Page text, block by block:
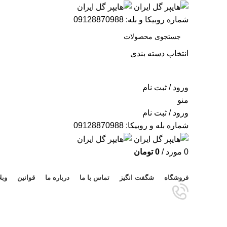
شماره روبیکا و بله: 09128870988
انتخاب دسته بندی
ورود / ثبت نام
منو
ورود / ثبت نام
شماره بله و روبیکا: 09128870988
0 مورد /
0 تومان
فروشگاه شگفت انگیز تماس با ما درباره ما قوانین